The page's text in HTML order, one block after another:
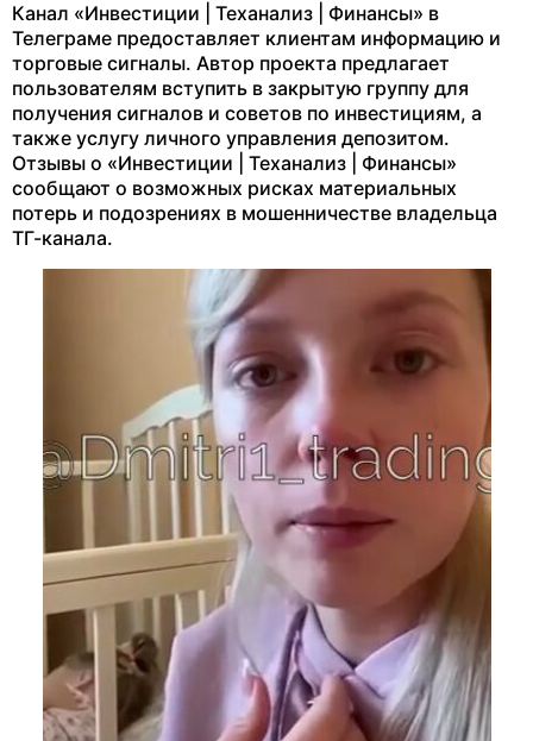
Канал «Инвестиции | Теханализ | Финансы» в
Телеграме предоставляет клиентам информацию и
торговые сигналы. Автор проекта предлагает
пользователям вступить в закрытую группу для
получения сигналов и советов по инвестициям, а
также услугу личного управления депозитом.
Отзывы о «Инвестиции | Теханализ | Финансы»
сообщают о возможных рисках материальных
потерь и подозрениях в мошенничестве владельца
ТГ-канала.